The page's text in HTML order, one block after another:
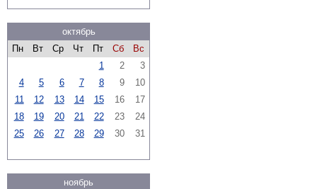
октябрь
Пн
Вт Ср Чт Пт Сб
Вс
1
2
3
4
5 6 7 8 9
10
11
12 13 14 15 16
17
18
19 20 21 22 23
24
25
26 27 28 29 30 31
ноябрь